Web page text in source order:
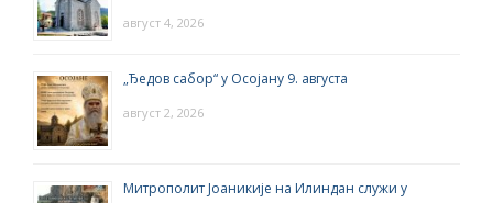
август 4, 2026
„Ђедов сабор“ у Осојану 9. августа
август 2, 2026
Митрополит Јоаникије на Илиндан служи у